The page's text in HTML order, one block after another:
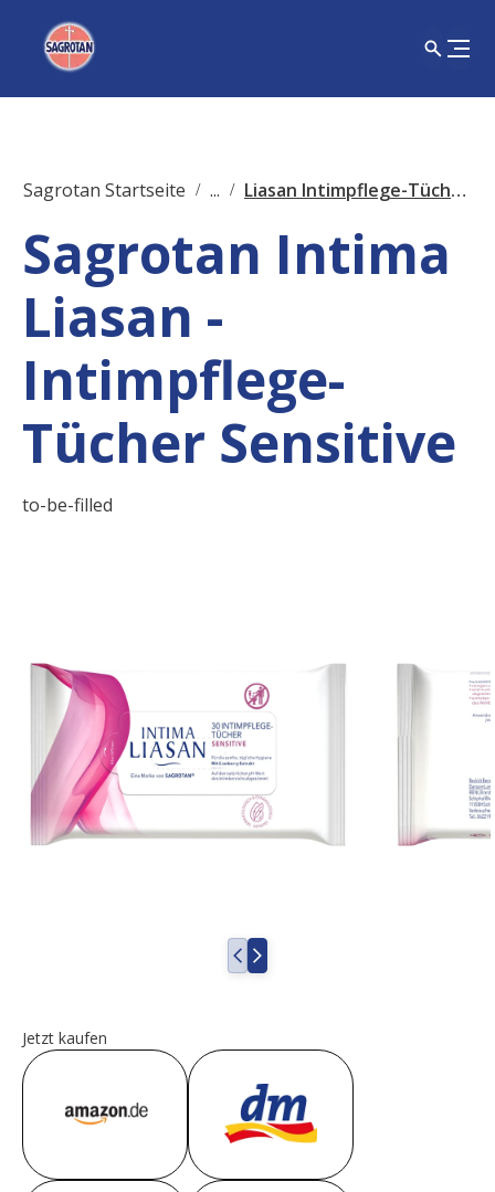
Sagrotan Startseite ... Liasan Intimpflege-Tücher Sensitive
Sagrotan Intima
Liasan -
Intimpflege-
Tücher Sensitive
to-be-filled
Jetzt kaufen